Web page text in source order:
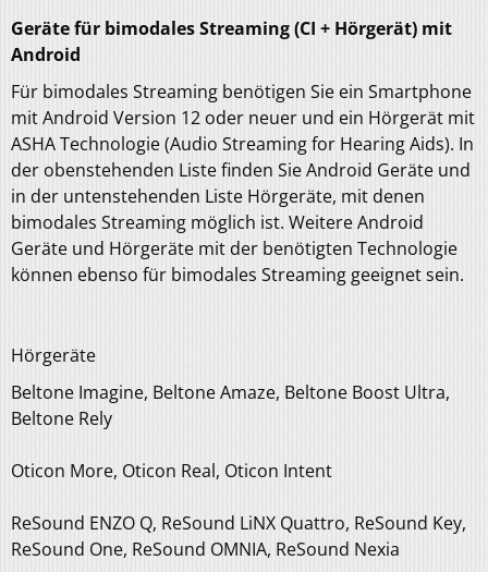
Geräte für bimodales Streaming (CI + Hörgerät) mit
Android
Für bimodales Streaming benötigen Sie ein Smartphone
mit Android Version 12 oder neuer und ein Hörgerät mit
ASHA Technologie (Audio Streaming for Hearing Aids). In
der obenstehenden Liste finden Sie Android Geräte und
in der untenstehenden Liste Hörgeräte, mit denen
bimodales Streaming möglich ist. Weitere Android
Geräte und Hörgeräte mit der benötigten Technologie
können ebenso für bimodales Streaming geeignet sein.
Hörgeräte
Beltone Imagine, Beltone Amaze, Beltone Boost Ultra,
Beltone Rely
Oticon More, Oticon Real, Oticon Intent
ReSound ENZO Q, ReSound LiNX Quattro, ReSound Key,
ReSound One, ReSound OMNIA, ReSound Nexia